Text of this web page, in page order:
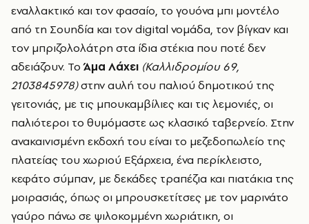
εναλλακτικό και τον φασαίο, το γουόνα μπι μοντέλο
από τη Σουηδία και τον digital νομάδα, τον βίγκαν και
τον μπριζολολάτρη στα ίδια στέκια που ποτέ δεν
αδειάζουν. ΤοΆμα Λάχει (Καλλιδρομίου 69,
2103845978)στην αυλή του παλιού δημοτικού της
γειτονιάς, με τις μπουκαμβίλιες και τις λεμονιές, οι
παλιότεροι το θυμόμαστε ως κλασικό ταβερνείο. Στην
ανακαινισμένη εκδοχή του είναι το μεζεδοπωλείο της
πλατείας του χωριού Εξάρχεια, ένα περίκλειστο,
κεφάτο σύμπαν, με δεκάδες τραπέζια και πιατάκια της
μοιρασιάς, όπως οι μπρουσκετίτσες με τον μαρινάτο
γαύρο πάνω σε ψιλοκομμένη χωριάτικη, οι